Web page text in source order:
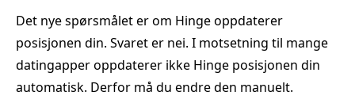
Det nye spørsmålet er om Hinge oppdaterer
posisjonen din. Svaret er nei. I motsetning til mange
datingapper oppdaterer ikke Hinge posisjonen din
automatisk. Derfor må du endre den manuelt.